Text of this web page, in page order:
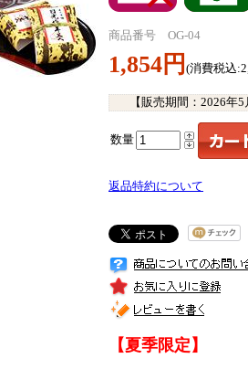
商品番号 OG-04
1,854円 (消費税込
【販売期間： 2026年5
数量
返品特約について
【夏季限定】